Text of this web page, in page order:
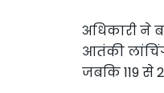
अधिकारी ने
आतंकी
जबकि 119 से